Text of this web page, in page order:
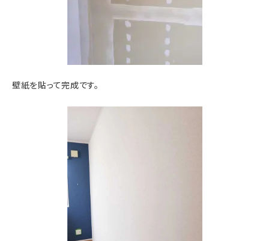
壁紙を貼って完成です。